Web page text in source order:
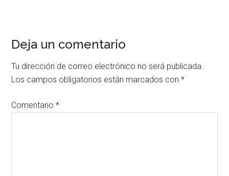
Deja un comentario
Tu dirección de correo electrónico no será publicada.
Los campos obligatorios están marcados con*
Comentario*